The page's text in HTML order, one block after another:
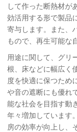
して作った断熱材が
効活用する形で製品
寄与します。また、
もので、再生可能な
用途に関して、グリ
根、床などに幅広く
度を快適に保つため
や音の遮断にも優れ
能な社会を目指す動
年々増加しています
房の効率が向上し、